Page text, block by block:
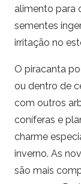
alimento para
sementes
irritação no
O piracanta
ou dentro de
com outros
coníferas e
charme
inverno. As
são mais